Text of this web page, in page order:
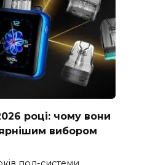
році: чому вони
вибором